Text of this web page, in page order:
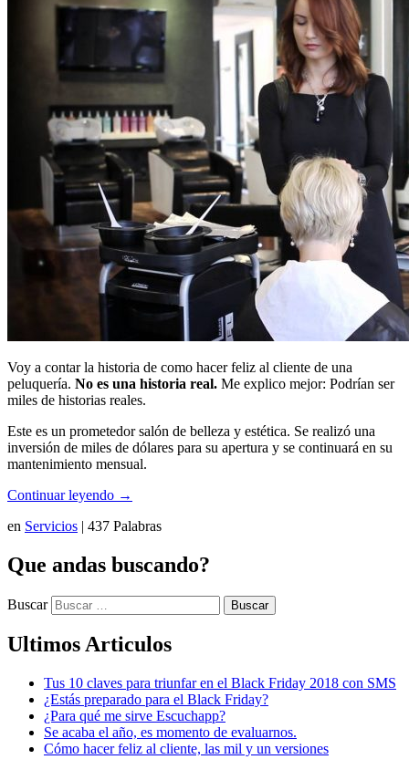
Voy a contar la historia de como hacer feliz al cliente de una
peluquería. No es una historia real. Me explico mejor: Podrían ser
miles de historias reales.
Este es un prometedor salón de belleza y estética. Se realizó una
inversión de miles de dólares para su apertura y se continuará en su
mantenimiento mensual.
Continuar leyendo →
en Servicios | 437 Palabras
Que andas buscando?
Buscar
Ultimos Articulos
Tus 10 claves para triunfar en el Black Friday 2018 con SMS
¿Estás preparado para el Black Friday?
¿Para qué me sirve Escuchapp?
Se acaba el año, es momento de evaluarnos.
Cómo hacer feliz al cliente, las mil y un versiones